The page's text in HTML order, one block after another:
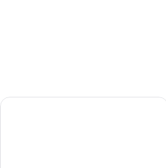
Hôtel des Pyrénées